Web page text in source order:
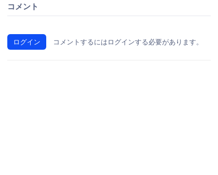
コメント
ログイン コメントするにはログインする必要があります。